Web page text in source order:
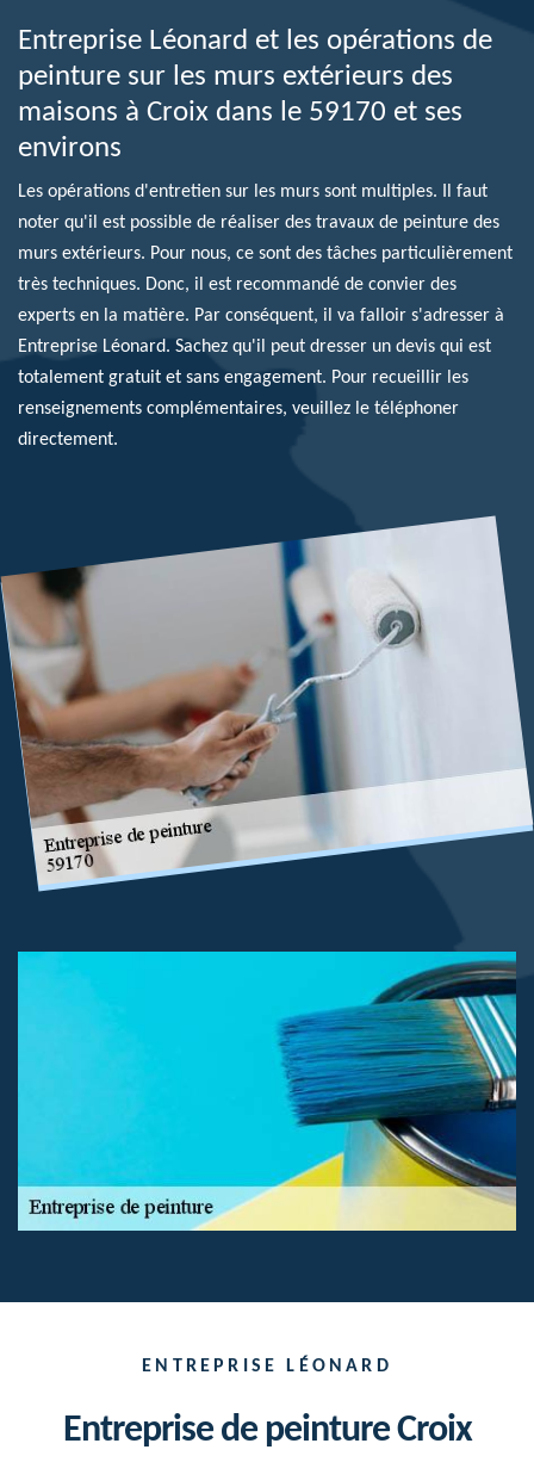
Entreprise Léonard et les opérations de
peinture sur les murs extérieurs des
maisons à Croix dans le 59170 et ses
environs
Les opérations d'entretien sur les murs sont multiples. Il faut
noter qu'il est possible de réaliser des travaux de peinture des
murs extérieurs. Pour nous, ce sont des tâches particulièrement
très techniques. Donc, il est recommandé de convier des
experts en la matière. Par conséquent, il va falloir s'adresser à
Entreprise Léonard. Sachez qu'il peut dresser un devis qui est
totalement gratuit et sans engagement. Pour recueillir les
renseignements complémentaires, veuillez le téléphoner
directement.
ENTREPRISE LÉONARD
Entreprise de peinture Croix